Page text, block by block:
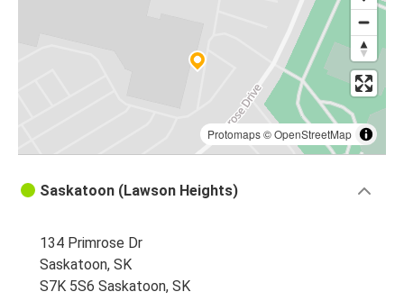
Protomaps©OpenStreetMap
Saskatoon (Lawson Heights)
134 Primrose Dr
Saskatoon, SK
S7K 5S6 Saskatoon, SK